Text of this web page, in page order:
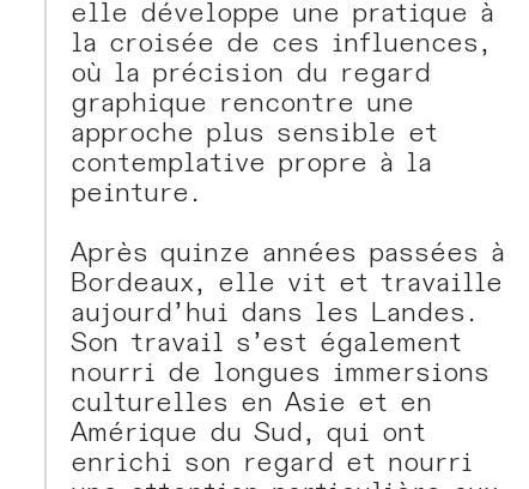
elle développe une pratique à
la croisée de ces influences,
où la précision du regard
graphique rencontre une
approche plus sensible et
contemplative propre à la
peinture.
Après quinze années passées à
Bordeaux, elle vit et travaille
aujourd’hui dans les Landes.
Son travail s’est également
nourri de longues immersions
culturelles en Asie et en
Amérique du Sud, qui ont
enrichi son regard et nourri